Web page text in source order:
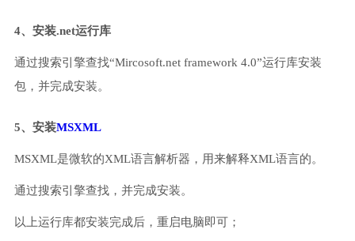
4、安装.net运行库
通过搜索引擎查找“Mircosoft.net framework 4.0”运行库安装
包，并完成安装。
5、安装MSXML
MSXML是微软的XML语言解析器，用来解释XML语言的。
通过搜索引擎查找，并完成安装。
以上运行库都安装完成后，重启电脑即可；